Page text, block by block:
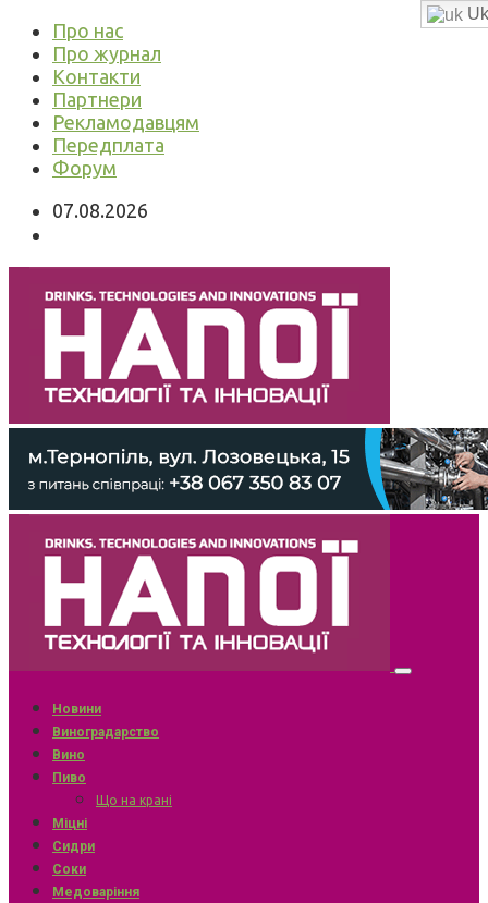
Про нас
Про журнал
Контакти
Партнери
Рекламодавцям
Передплата
Форум
07.08.2026
Новини
Виноградарство
Вино
Пиво
Що на крані
Міцні
Сидри
Соки
Медоваріння